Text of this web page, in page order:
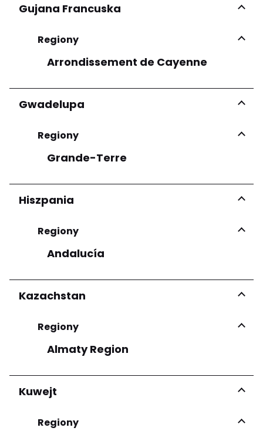
Gujana Francuska
Regiony
Arrondissement de Cayenne
Gwadelupa
Regiony
Grande-Terre
Hiszpania
Regiony
Andalucía
Kazachstan
Regiony
Almaty Region
Kuwejt
Regiony